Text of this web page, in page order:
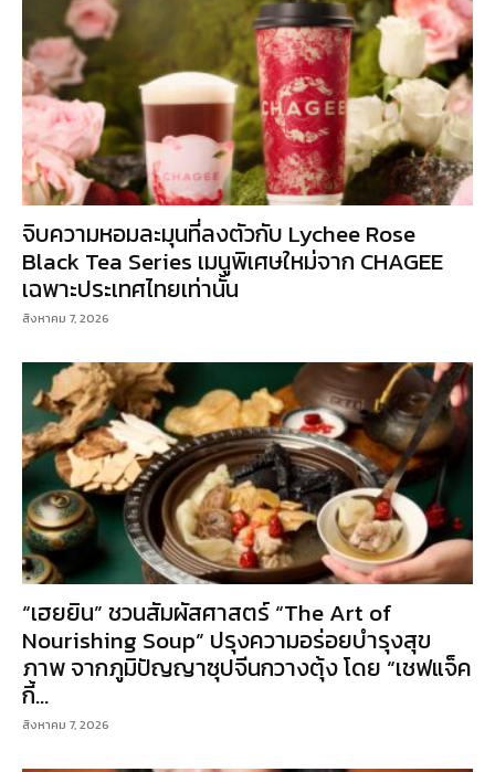
จิบความหอมละมุนที่ลงตัวกับ Lychee Rose
Black Tea Series เมนูพิเศษใหม่จาก CHAGEE
เฉพาะประเทศไทยเท่านั้น
สิงหาคม 7, 2026
“เฮยยิน” ชวนสัมผัสศาสตร์ “The Art of
Nourishing Soup” ปรุงความอร่อยบำรุงสุข
ภาพ จากภูมิปัญญาซุปจีนกวางตุ้ง โดย “เชฟแจ็ค
กี้...
สิงหาคม 7, 2026